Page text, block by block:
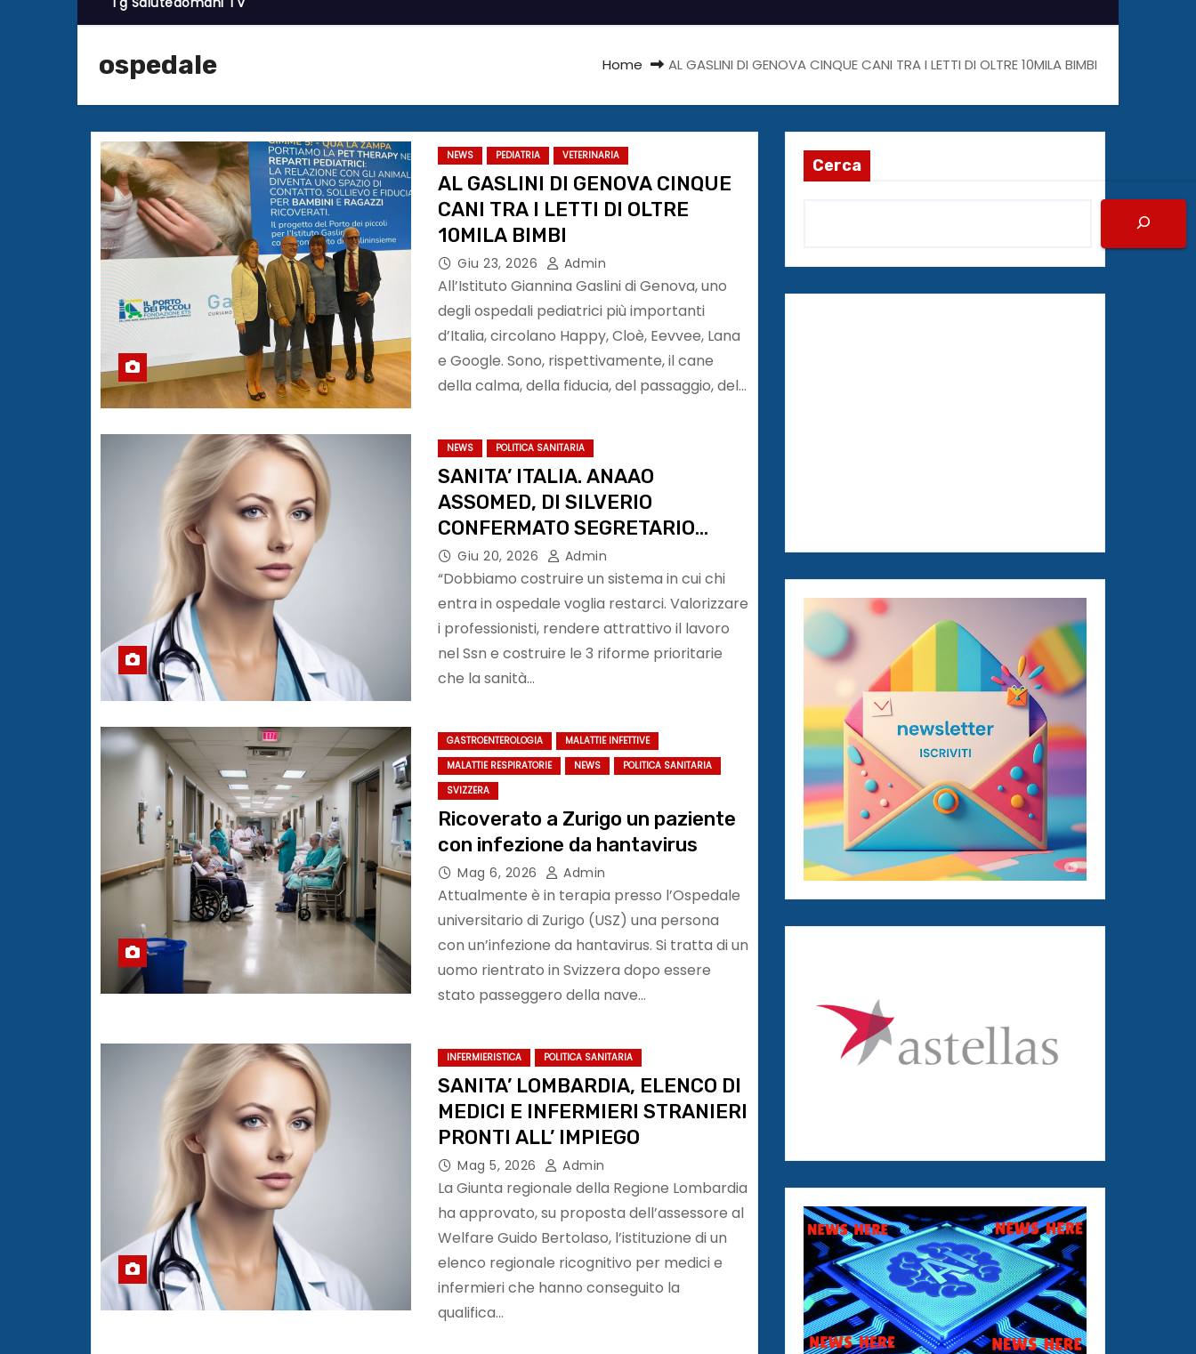
ospedale Home AL GASLINI DI GENOVA CINQUE CANI TRA I LETTI DI OLTRE 10MILA BIMBI
NEWS PEDIATRIA VETERINARIA
AL GASLINI DI GENOVA CINQUE
CANI TRA I LETTI DI OLTRE
10MILA BIMBI
Giu 23, 2026 Admin
All’Istituto Giannina Gaslini di Genova, uno
degli ospedali pediatrici più importanti
d’Italia, circolano Happy, Cloè, Eevvee, Lana
e Google. Sono, rispettivamente, il cane
della calma, della fiducia, del passaggio, del…
NEWS POLITICA SANITARIA
SANITA’ ITALIA. ANAAO
ASSOMED, DI SILVERIO
CONFERMATO SEGRETARIO
NAZIONALE 2026-2030
Giu 20, 2026 Admin
“Dobbiamo costruire un sistema in cui chi
entra in ospedale voglia restarci. Valorizzare
i professionisti, rendere attrattivo il lavoro
nel Ssn e costruire le 3 riforme prioritarie
che la sanità…
GASTROENTEROLOGIA
MALATTIE INFETTIVE
MALATTIE RESPIRATORIE
NEWS
POLITICA SANITARIA
SVIZZERA
Ricoverato a Zurigo un paziente
con infezione da hantavirus
Mag 6, 2026 Admin
Attualmente è in terapia presso l’Ospedale
universitario di Zurigo (USZ) una persona
con un’infezione da hantavirus. Si tratta di un
uomo rientrato in Svizzera dopo essere
stato passeggero della nave…
INFERMIERISTICA POLITICA SANITARIA
SANITA’ LOMBARDIA, ELENCO DI
MEDICI E INFERMIERI STRANIERI
PRONTI ALL’ IMPIEGO
Mag 5, 2026 Admin
La Giunta regionale della Regione Lombardia
ha approvato, su proposta dell’assessore al
Welfare Guido Bertolaso, l’istituzione di un
elenco regionale ricognitivo per medici e
infermieri che hanno conseguito la
qualifica…
Cerca